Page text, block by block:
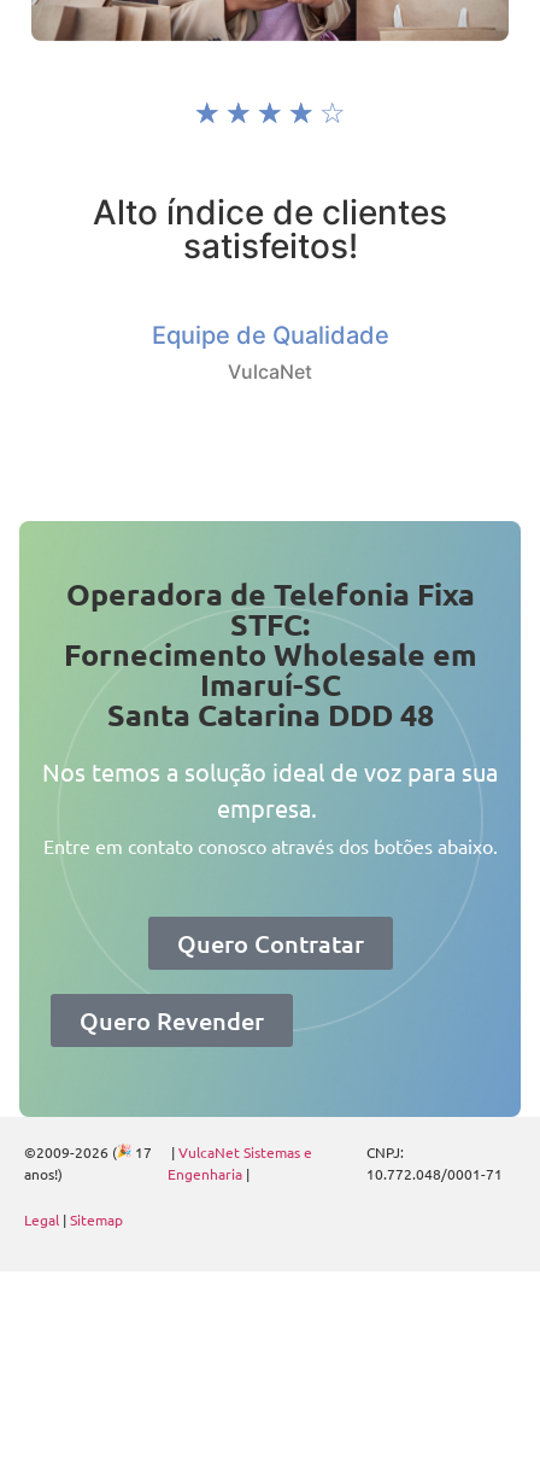
☆ ☆ ☆ ☆ ☆
Alto índice de clientes
satisfeitos!
Equipe de Qualidade
VulcaNet
Operadora de Telefonia Fixa
STFC:
Fornecimento Wholesale em
Imaruí-SC
Santa Catarina DDD 48
Nos temos a solução ideal de voz para sua
empresa.
Entre em contato conosco através dos botões abaixo.
Quero Contratar
Quero Revender
©2009-2026 (
17
anos!)
|VulcaNet Sistemas e
Engenharia |
CNPJ:
10.772.048/0001-71
Legal |Sitemap